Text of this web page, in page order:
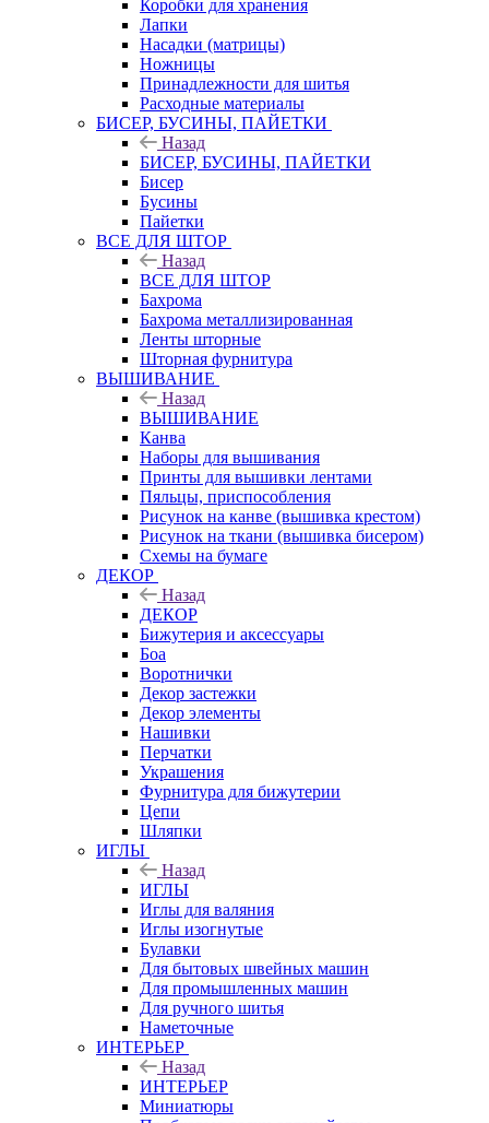
Коробки для хранения
Лапки
Насадки (матрицы)
Ножницы
Принадлежности для шитья
Расходные материалы
БИСЕР, БУСИНЫ, ПАЙЕТКИ
Назад
БИСЕР, БУСИНЫ, ПАЙЕТКИ
Бисер
Бусины
Пайетки
ВСЕ ДЛЯ ШТОР
Назад
ВСЕ ДЛЯ ШТОР
Бахрома
Бахрома металлизированная
Ленты шторные
Шторная фурнитура
ВЫШИВАНИЕ
Назад
ВЫШИВАНИЕ
Канва
Наборы для вышивания
Принты для вышивки лентами
Пяльцы, приспособления
Рисунок на канве (вышивка крестом)
Рисунок на ткани (вышивка бисером)
Схемы на бумаге
ДЕКОР
Назад
ДЕКОР
Бижутерия и аксессуары
Боа
Воротнички
Декор застежки
Декор элементы
Нашивки
Перчатки
Украшения
Фурнитура для бижутерии
Цепи
Шляпки
ИГЛЫ
Назад
ИГЛЫ
Иглы для валяния
Иглы изогнутые
Булавки
Для бытовых швейных машин
Для промышленных машин
Для ручного шитья
Наметочные
ИНТЕРЬЕР
Назад
ИНТЕРЬЕР
Миниатюры